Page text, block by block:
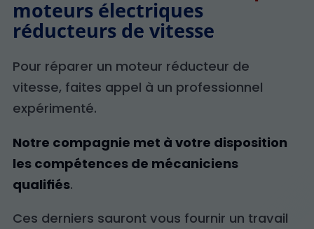
moteurs électriques
réducteurs de vitesse
Pour réparer un moteur réducteur de
vitesse, faites appel à un professionnel
expérimenté.
Notre compagnie met à votre disposition
les compétences de mécaniciens
qualifiés.
Ces derniers sauront vous fournir un travail